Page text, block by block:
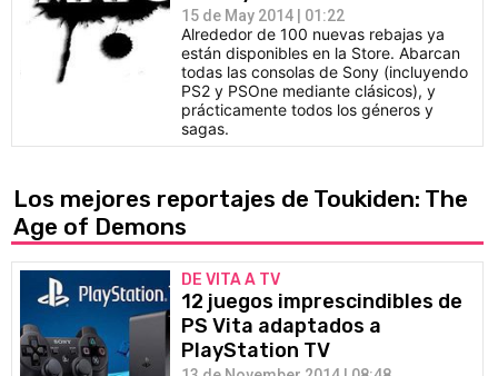
15 de May 2014 | 01:22
Alrededor de 100 nuevas rebajas ya
están disponibles en la Store. Abarcan
todas las consolas de Sony (incluyendo
PS2 y PSOne mediante clásicos), y
prácticamente todos los géneros y
sagas.
Los mejores reportajes de Toukiden: The
Age of Demons
DE VITA A TV
12 juegos imprescindibles de
PS Vita adaptados a
PlayStation TV